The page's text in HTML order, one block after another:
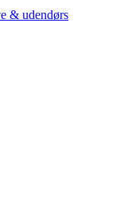
& udendørs